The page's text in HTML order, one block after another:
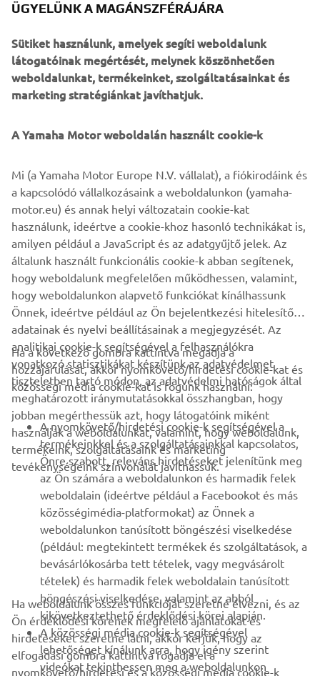
Cellulose nanofiber reinforced resin Cellenpia Plas®
VÁLLALATI
B2B
TÖBB YAMAHA
TÁMOGATÁS
HÍRLEVÉL
Legyél az elsők között, aki a legújabb ajánlatokról, különleges
eseményekről, újdonságokról stb. értesül.
ELŐFIZETÉS
ÜGYELÜNK A MAGÁNSZFÉRÁJÁRA
Sütiket használunk, amelyek segíti weboldalunk
látogatóinak megértését, melynek köszönhetően
weboldalunkat, termékeinket, szolgáltatásainkat és
marketing stratégiánkat javíthatjuk.
A Yamaha Motor weboldalán használt cookie-k
Mi (a Yamaha Motor Europe N.V. vállalat), a fiókirodáink és
a kapcsolódó vállalkozásaink a weboldalunkon (yamaha-
motor.eu) és annak helyi változatain cookie-kat
használunk, ideértve a cookie-khoz hasonló technikákat is,
amilyen például a JavaScript és az adatgyűjtő jelek. Az
általunk használt funkcionális cookie-k abban segítenek,
hogy weboldalunk megfelelően működhessen, valamint,
hogy weboldalunkon alapvető funkciókat kínálhassunk
Önnek, ideértve például az Ön bejelentkezési hitelesítő
adatainak és nyelvi beállításainak a megjegyzését. Az
analitikai cookie-k segítségével a felhasználókra
vonatkozó statisztikákat készítünk az adatvédelmet
tiszteletben tartó módon, az adatvédelmi hatóságok által
meghatározott iránymutatásokkal összhangban, hogy
jobban megérthessük azt, hogy látogatóink miként
használják a weboldalunkat, valamint, hogy weboldalunk,
termékeink, szolgáltatásaink és marketing
tevékenységeink színvonalát javíthassuk.
Ha a következő gombra kattintva megadja a
hozzájárulását, akkor nyomkövető/hirdetési cookie-kat és
közösségi média cookie-kat is fogunk használni:
A nyomkövető/hirdetési cookie-k segítségével a
termékeinkkel és a szolgáltatásainkkal kapcsolatos,
Önre szabott, releváns hirdetéseket jelenítünk meg
az Ön számára a weboldalunkon és harmadik felek
weboldalain (ideértve például a Facebookot és más
közösségimédia-platformokat) az Önnek a
weboldalunkon tanúsított böngészési viselkedése
(például: megtekintett termékek és szolgáltatások, a
bevásárlókosárba tett tételek, vagy megvásárolt
tételek) és harmadik felek weboldalain tanúsított
böngészési viselkedése, valamint az abból
kikövetkeztethető érdeklődési körei alapján.
A közösségi média cookie-k segítségével
lehetőséget kínálunk arra, hogy igény szerint
videókat tekinthessen meg a weboldalunkon
Ha weboldalunk összes funkcióját szeretné élvezni, és az
Ön érdeklődési körének megfelelő ajánlatokat és
hirdetéseket szeretne látni, akkor kérjük, hogy az
elfogadási gombra kattintva fogadja el a
nyomkövető/hirdetési és a közösségi média cookie-k